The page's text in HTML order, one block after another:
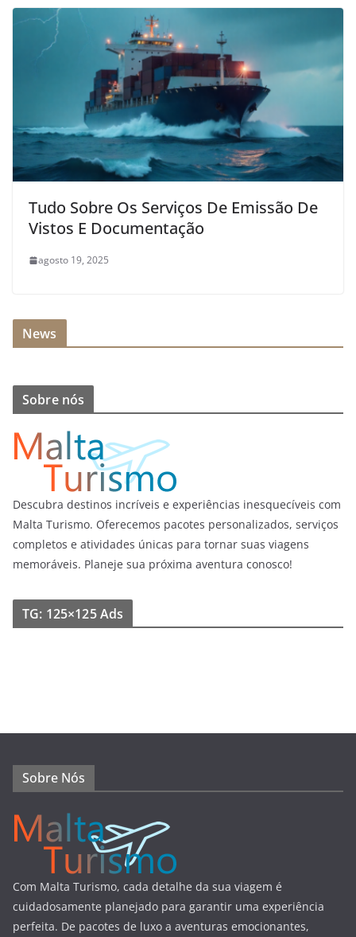
Tudo Sobre Os Serviços De Emissão De
Vistos E Documentação
agosto 19, 2025
News
Sobre nós
Descubra destinos incríveis e experiências inesquecíveis com
Malta Turismo. Oferecemos pacotes personalizados, serviços
completos e atividades únicas para tornar suas viagens
memoráveis. Planeje sua próxima aventura conosco!
TG: 125×125 Ads
Sobre Nós
Com Malta Turismo, cada detalhe da sua viagem é
cuidadosamente planejado para garantir uma experiência
perfeita. De pacotes de luxo a aventuras emocionantes,